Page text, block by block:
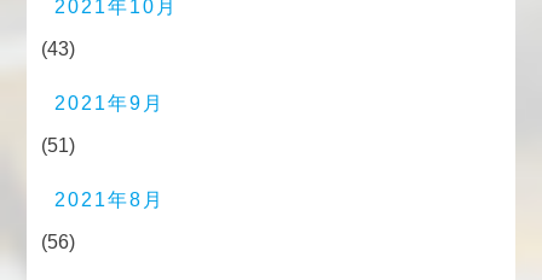
2021年10月
(43)
2021年9月
(51)
2021年8月
(56)